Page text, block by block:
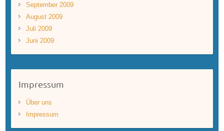
September 2009
August 2009
Juli 2009
Juni 2009
Impressum
Über uns
Impressum